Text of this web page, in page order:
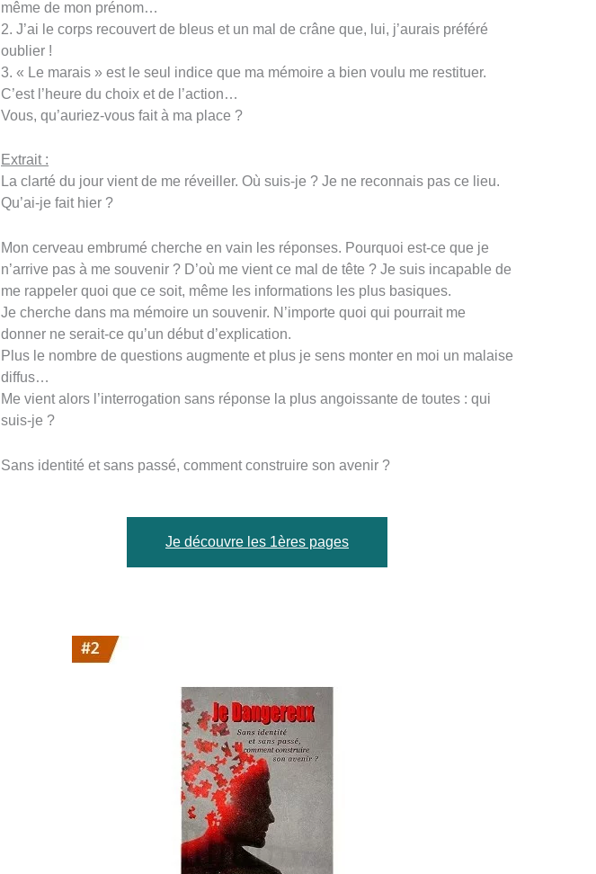
même de mon prénom…
2. J’ai le corps recouvert de bleus et un mal de crâne que, lui, j’aurais préféré
oublier !
3. « Le marais » est le seul indice que ma mémoire a bien voulu me restituer.
C’est l’heure du choix et de l’action…
Vous, qu’auriez-vous fait à ma place ?
Extrait :
La clarté du jour vient de me réveiller. Où suis-je ? Je ne reconnais pas ce lieu.
Qu’ai-je fait hier ?
Mon cerveau embrumé cherche en vain les réponses. Pourquoi est-ce que je
n’arrive pas à me souvenir ? D’où me vient ce mal de tête ? Je suis incapable de
me rappeler quoi que ce soit, même les informations les plus basiques.
Je cherche dans ma mémoire un souvenir. N’importe quoi qui pourrait me
donner ne serait-ce qu’un début d’explication.
Plus le nombre de questions augmente et plus je sens monter en moi un malaise
diffus…
Me vient alors l’interrogation sans réponse la plus angoissante de toutes : qui
suis-je ?
Sans identité et sans passé, comment construire son avenir ?
Je découvre les 1ères pages